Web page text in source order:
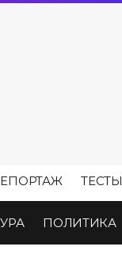
ТЕСТЫ
ПОЛИТИКА